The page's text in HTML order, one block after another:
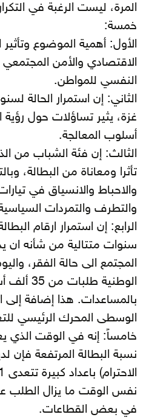
المرة، ليست الرغبة في
خمسة:
الأول: أهمية الموضوع وتأثير
الاقتصادي والأمن
النفسي للمواطن.
الثاني: إن استمرار الحالة
غزة، يثير تساؤلات حول
أسلوب المعالجة.
الثالث: إن فئة الشباب من
تأثرا ومعاناة من البطالة،
والاحباط والانسياق في
والتطرف والتمردات
الرابع: إن استمرار ارقام
سنوات متتالية من شأنه ان
المجتمع الى حالة الفقر،
الوطنية
بالمساعدات. هذا إضافة إلى
الوسطى المحرك الرئيسي
خامساً: إنه في الوقت الذي
نسبة البطالة المرتفعة فإن
نفس الوقت ما يزال الطلب
في بعض القطاعات.